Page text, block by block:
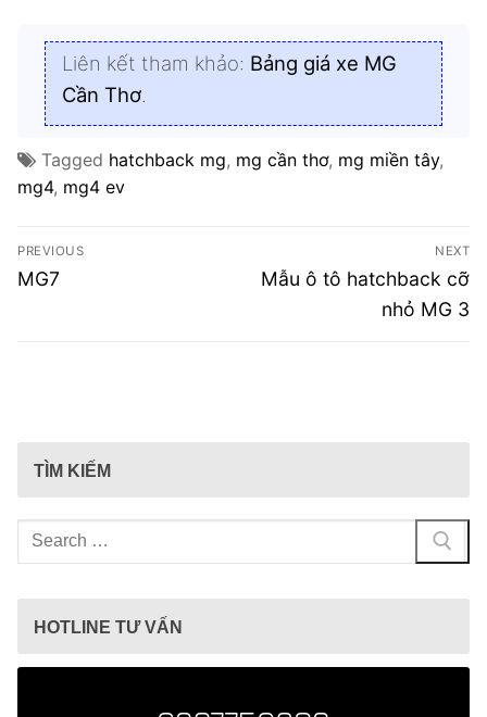
Liên kết tham khảo: Bảng giá xe MG
Cần Thơ.
Tagged hatchback mg, mg cần thơ, mg miền tây,
mg4, mg4 ev
Điều
PREVIOUS
Previous
MG7
NEXT
Next
Mẫu ô tô hatchback cỡ
nhỏ MG 3
TÌM KIẾM
Tìm
kiếm
HOTLINE TƯ VẤN